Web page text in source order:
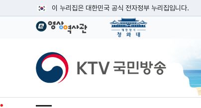
이 누리집은 대한민국 공식 전자정부 누리집입니다.
공식 누리집 주소 확인하기
이밖에 or.kr 또는 .kr등 다른 도메인 주소를 사용하고
운영중인 공식 누리집보기
KTV국민방송